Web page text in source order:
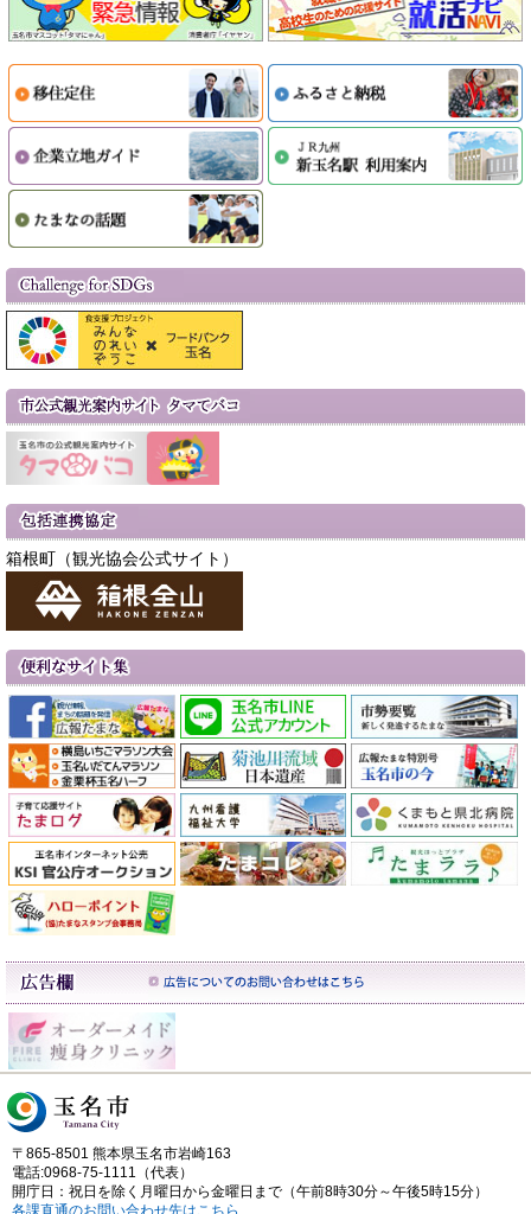
箱根町（観光協会公式サイト）
〒865-8501 熊本県玉名市岩崎163
電話:0968-75-1111（代表）
開庁日：祝日を除く月曜日から金曜日まで（午前8時30分～午後5時15分）